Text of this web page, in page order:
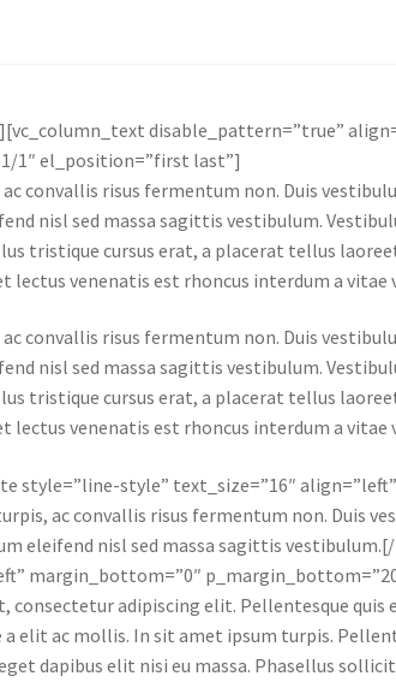
disable_pattern=”true”
1″ el_position=”first last”]
convallis risus fermentum non. Duis
nisl sed massa sagittis vestibulum.
tristique cursus erat, a placerat tellus
lectus venenatis est rhoncus interdum a vitae
convallis risus fermentum non. Duis
nisl sed massa sagittis vestibulum.
tristique cursus erat, a placerat tellus
lectus venenatis est rhoncus interdum a vitae
style=”line-style” text_size=”16″
ac convallis risus fermentum non. Duis
eleifend nisl sed massa sagittis
margin_bottom=”0″
consectetur adipiscing elit. Pellentesque
elit ac mollis. In sit amet ipsum turpis.
dapibus elit nisi eu massa. Phasellus